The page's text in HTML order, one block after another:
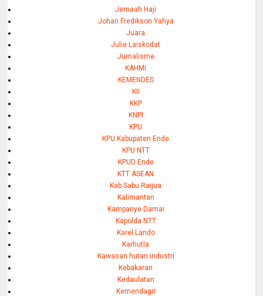
Jemaah Haji
Johan Fredikson Yahya
Juara
Julie Laiskodat
Jurnalisme
KAHMI
KEMENDES
KII
KKP
KNPI
KPU
KPU Kabupaten Ende
KPU NTT
KPUD Ende
KTT ASEAN
Kab Sabu Raijua
Kalimantan
Kampanye Damai
Kapolda NTT
Karel Lando
Karhutla
Kawasan hutan industri
Kebakaran
Kedaulatan
Kemendagri